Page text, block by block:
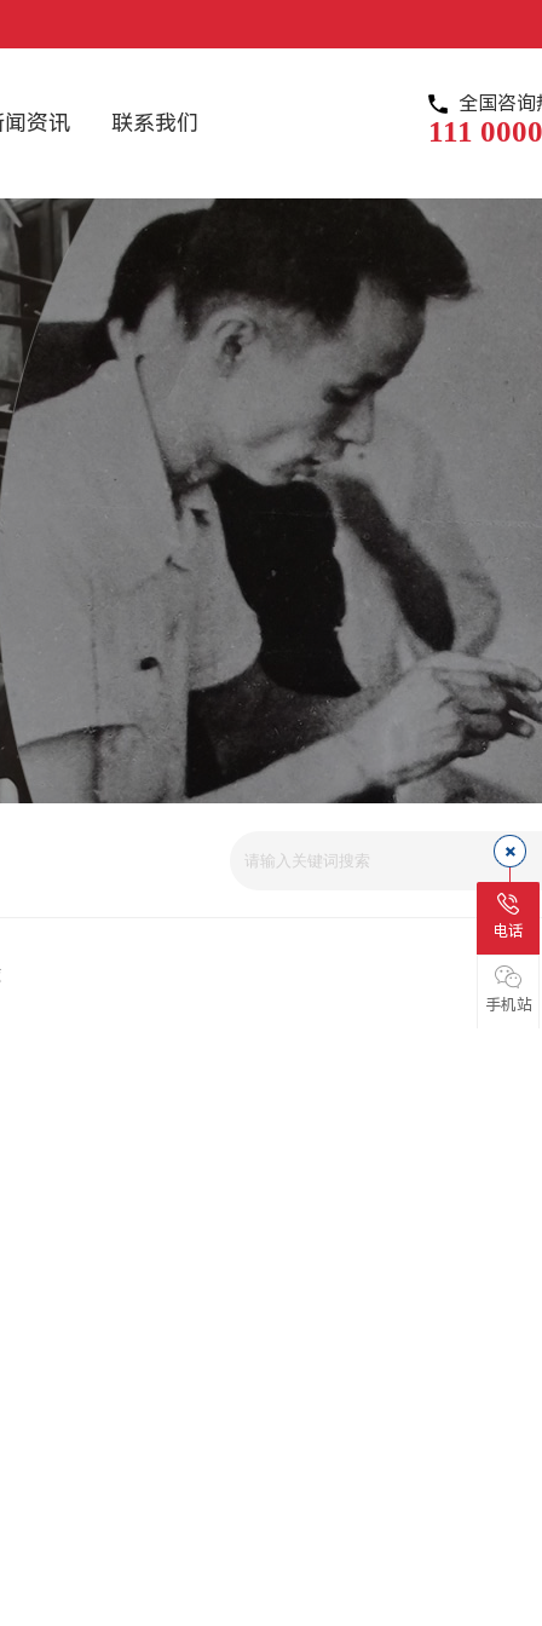
闻资讯 联系我们
全国咨询
111
电话
手机站